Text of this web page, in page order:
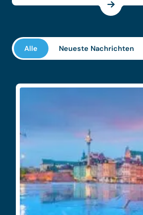
Alle Neueste Nachrichten